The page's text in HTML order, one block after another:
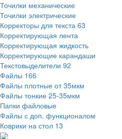
Точилки механические
Точилки электрические
Корректоры для текста 63
Корректирующая лента
Корректирующая жидкость
Корректирующие карандаши
Текстовыделители 92
Файлы 166
Файлы плотные от 35мкм
Файлы тонкие 25-35мкм
Папки файловые
Файлы с доп. функционалом
Коврики на стол 13